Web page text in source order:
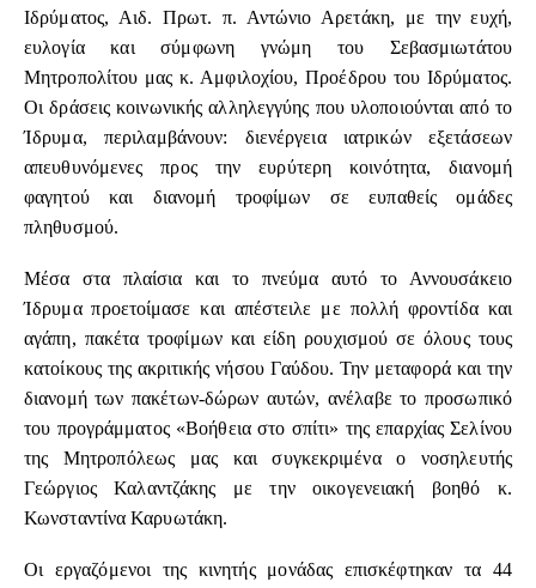
Ιδρύματος, Αιδ. Πρωτ. π. Αντώνιο Αρετάκη, με την ευχή,
ευλογία και σύμφωνη γνώμη του Σεβασμιωτάτου
Μητροπολίτου μας κ. Αμφιλοχίου, Προέδρου του Ιδρύματος.
Οι δράσεις κοινωνικής αλληλεγγύης που υλοποιούνται από το
Ίδρυμα, περιλαμβάνουν: διενέργεια ιατρικών εξετάσεων
απευθυνόμενες προς την ευρύτερη κοινότητα, διανομή
φαγητού και διανομή τροφίμων σε ευπαθείς ομάδες
πληθυσμού.
Μέσα στα πλαίσια και το πνεύμα αυτό το Αννουσάκειο
Ίδρυμα προετοίμασε και απέστειλε με πολλή φροντίδα και
αγάπη, πακέτα τροφίμων και είδη ρουχισμού σε όλους τους
κατοίκους της ακριτικής νήσου Γαύδου. Την μεταφορά και την
διανομή των πακέτων-δώρων αυτών, ανέλαβε το προσωπικό
του προγράμματος «Βοήθεια στο σπίτι» της επαρχίας Σελίνου
της Μητροπόλεως μας και συγκεκριμένα ο νοσηλευτής
Γεώργιος Καλαντζάκης με την οικογενειακή βοηθό κ.
Κωνσταντίνα Καρυωτάκη.
Οι εργαζόμενοι της κινητής μονάδας επισκέφτηκαν τα 44